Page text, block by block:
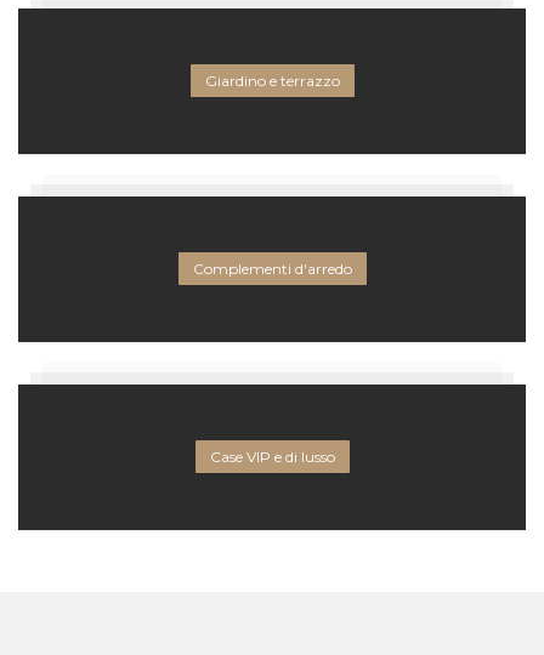
Giardino e terrazzo
Complementi d'arredo
Case VIP e di lusso